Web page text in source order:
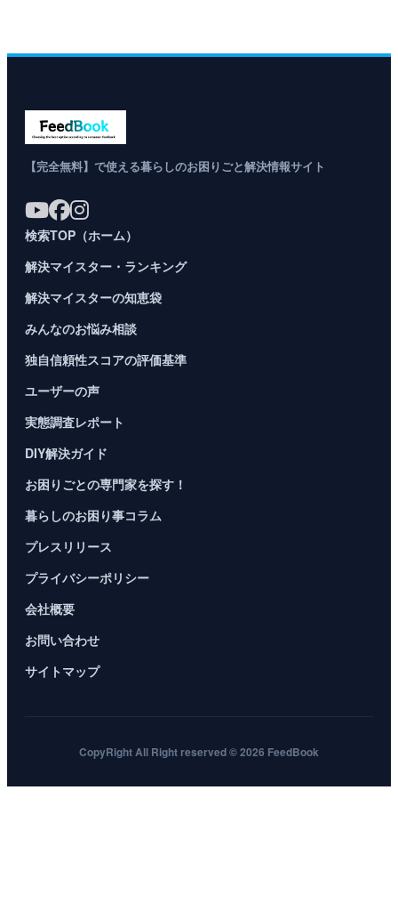
【完全無料】で使える暮らしのお困りごと解決情報サイト
検索TOP（ホーム）
解決マイスター・ランキング
解決マイスターの知恵袋
みんなのお悩み相談
独自信頼性スコアの評価基準
ユーザーの声
実態調査レポート
DIY解決ガイド
お困りごとの専門家を探す！
暮らしのお困り事コラム
プレスリリース
プライバシーポリシー
会社概要
お問い合わせ
サイトマップ
CopyRight All Right reserved © 2026 FeedBook